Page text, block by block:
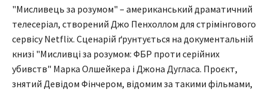
"Мисливець за розумом" – американський драматичний
телесеріал, створений Джо Пенхоллом для стрімінгового
сервісу Netflix. Сценарій ґрунтується на документальній
книзі "Мисливці за розумом: ФБР проти серійних
убивств" Марка Олшейкера і Джона Дугласа. Проєкт,
знятий Девідом Фінчером, відомим за такими фільмами,